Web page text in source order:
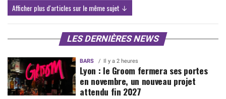
Afficher plus d'articles sur le même sujet ↓
LES DERNIÈRES NEWS
BARS Il y a 2 heures
Lyon : le Groom fermera ses portes
en novembre, un nouveau projet
attendu fin 2027